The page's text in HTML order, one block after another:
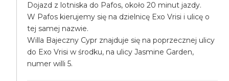
Dojazd z lotniska do Pafos, około 20 minut jazdy.
W Pafos kierujemy się na dzielnicę Exo Vrisi i ulicę o
tej samej nazwie.
Willa Bajeczny Cypr znajduje się na poprzecznej ulicy
do Exo Vrisi w środku, na ulicy Jasmine Garden,
numer willi 5.